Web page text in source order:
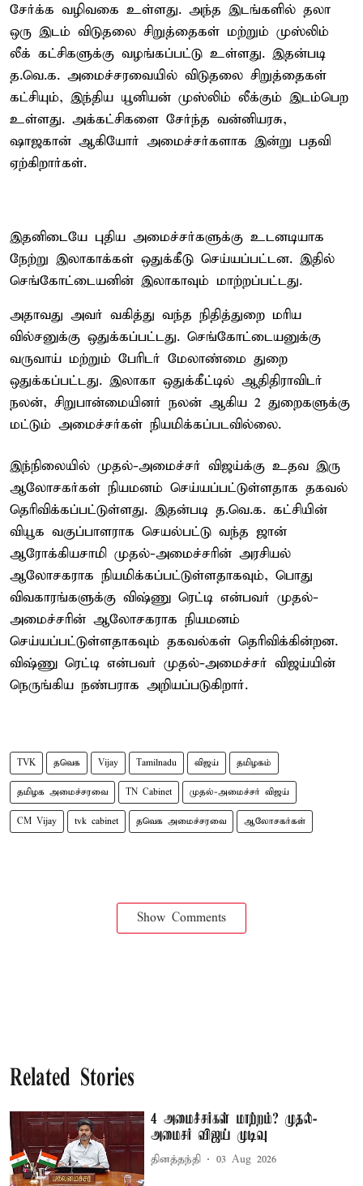
சேர்க்க வழிவகை உள்ளது. அந்த இடங்களில் தலா
ஒரு இடம் விடுதலை சிறுத்தைகள் மற்றும் முஸ்லிம்
லீக் கட்சிகளுக்கு வழங்கப்பட்டு உள்ளது. இதன்படி
த.வெ.க. அமைச்சரவையில் விடுதலை சிறுத்தைகள்
கட்சியும், இந்திய யூனியன் முஸ்லிம் லீக்கும் இடம்பெற
உள்ளது. அக்கட்சிகளை சேர்ந்த வன்னியரசு,
ஷாஜகான் ஆகியோர் அமைச்சர்களாக இன்று பதவி
ஏற்கிறார்கள்.
இதனிடையே புதிய அமைச்சர்களுக்கு உடனடியாக
நேற்று இலாகாக்கள் ஒதுக்கீடு செய்யப்பட்டன. இதில்
செங்கோட்டையனின் இலாகாவும் மாற்றப்பட்டது.
அதாவது அவர் வகித்து வந்த நிதித்துறை மரிய
வில்சனுக்கு ஒதுக்கப்பட்டது. செங்கோட்டையனுக்கு
வருவாய் மற்றும் பேரிடர் மேலாண்மை துறை
ஒதுக்கப்பட்டது. இலாகா ஒதுக்கீட்டில் ஆதிதிராவிடர்
நலன், சிறுபான்மையினர் நலன் ஆகிய 2 துறைகளுக்கு
மட்டும் அமைச்சர்கள் நியமிக்கப்படவில்லை.
இந்நிலையில் முதல்-அமைச்சர் விஜய்க்கு உதவ இரு
ஆலோசகர்கள் நியமனம் செய்யப்பட்டுள்ளதாக தகவல்
தெரிவிக்கப்பட்டுள்ளது. இதன்படி த.வெ.க. கட்சியின்
வியூக வகுப்பாளராக செயல்பட்டு வந்த ஜான்
ஆரோக்கியசாமி முதல்-அமைச்சரின் அரசியல்
ஆலோசகராக நியமிக்கப்பட்டுள்ளதாகவும், பொது
விவகாரங்களுக்கு விஷ்ணு ரெட்டி என்பவர் முதல்-
அமைச்சரின் ஆலோசகராக நியமனம்
செய்யப்பட்டுள்ளதாகவும் தகவல்கள் தெரிவிக்கின்றன.
விஷ்ணு ரெட்டி என்பவர் முதல்-அமைச்சர் விஜய்யின்
நெருங்கிய நண்பராக அறியப்படுகிறார்.
TVK தவெக Vijay Tamilnadu விஜய் தமிழகம்
தமிழக அமைச்சரவை TN Cabinet முதல்-அமைச்சர் விஜய்
CM Vijay tvk cabinet தவெக அமைச்சரவை ஆலோசகர்கள்
Show Comments
Related Stories
4 அமைச்சர்கள் மாற்றம்? முதல்-
அமைசர் விஜய் முடிவு
தினத்தந்தி 03 Aug 2026